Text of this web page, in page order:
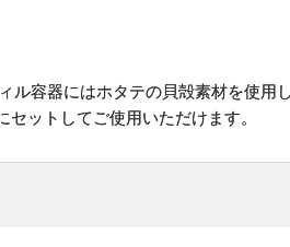
ル容器にはホタテの貝殻素材を使用
セットしてご使用いただけます。